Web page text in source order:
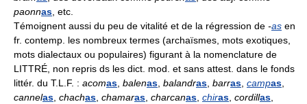
paonnas, etc.
Témoignent aussi du peu de vitalité et de la régression de -as en
fr. contemp. les nombreux termes (archaïsmes, mots exotiques,
mots dialectaux ou populaires) figurant à la nomenclature de
LITTRÉ, non repris ds les dict. mod. et sans attest. dans le fonds
littér. du T.L.F. : acomas, balenas, balandras, barras, campas,
cannelas, chachas, chamaras, charcanas, chiras, cordillas,